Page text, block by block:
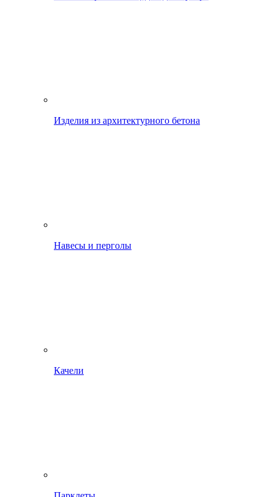
Изделия из архитектурного бетона
Навесы и перголы
Качели